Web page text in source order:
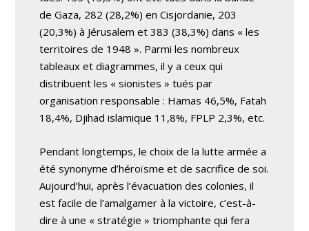
de Gaza, 282 (28,2%) en Cisjordanie, 203
(20,3%) à Jérusalem et 383 (38,3%) dans « les
territoires de 1948 ». Parmi les nombreux
tableaux et diagrammes, il y a ceux qui
distribuent les « sionistes » tués par
organisation responsable : Hamas 46,5%, Fatah
18,4%, Djihad islamique 11,8%, FPLP 2,3%, etc.
Pendant longtemps, le choix de la lutte armée a
été synonyme d’héroïsme et de sacrifice de soi.
Aujourd’hui, après l’évacuation des colonies, il
est facile de l’amalgamer à la victoire, c’est-à-
dire à une « stratégie » triomphante qui fera